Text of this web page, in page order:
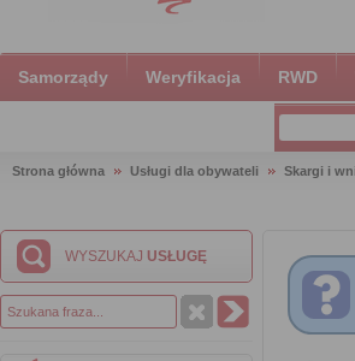
Samorządy Weryfikacja RWD
Strona główna Usługi dla obywateli Skargi i
WYSZUKAJ USŁUGĘ